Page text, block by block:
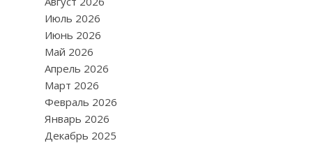
Июль 2026
Июнь 2026
Май 2026
Апрель 2026
Март 2026
Февраль 2026
Январь 2026
Декабрь 2025